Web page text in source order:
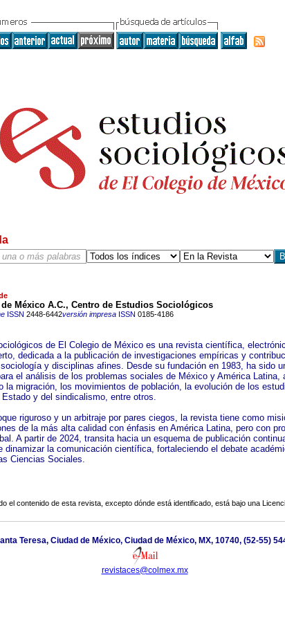
México A.C., Centro de Estudios Sociológicos
ISSN 2448-6442versión impresaISSN 0185-4186
de El Colegio de México es una revista científica,
dedicada a la publicación de investigaciones empíricas y
y disciplinas afines. Desde su fundación en 1983, ha sido
el análisis de los problemas sociales de México y América Latina,
la migración, los movimientos de población, la evolución de los
Estado y del sindicalismo, entre otros.
riguroso y un arbitraje por pares ciegos, la revista tiene como
de la más alta calidad con énfasis en América Latina, pero con
A partir de 2024, transita hacia un esquema de publicación
dinamizar la comunicación científica, fortaleciendo el debate
Ciencias Sociales.
el contenido de esta revista, excepto dónde está identificado, está bajo una
Teresa, Ciudad de México, Ciudad de México, MX, 10740, (52-55)
revistaces@colmex.mx